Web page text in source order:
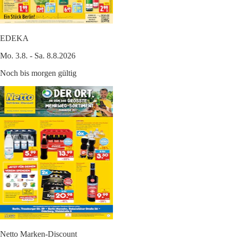
EDEKA
Mo. 3.8. - Sa. 8.8.2026
Noch bis morgen gültig
Netto Marken-Discount